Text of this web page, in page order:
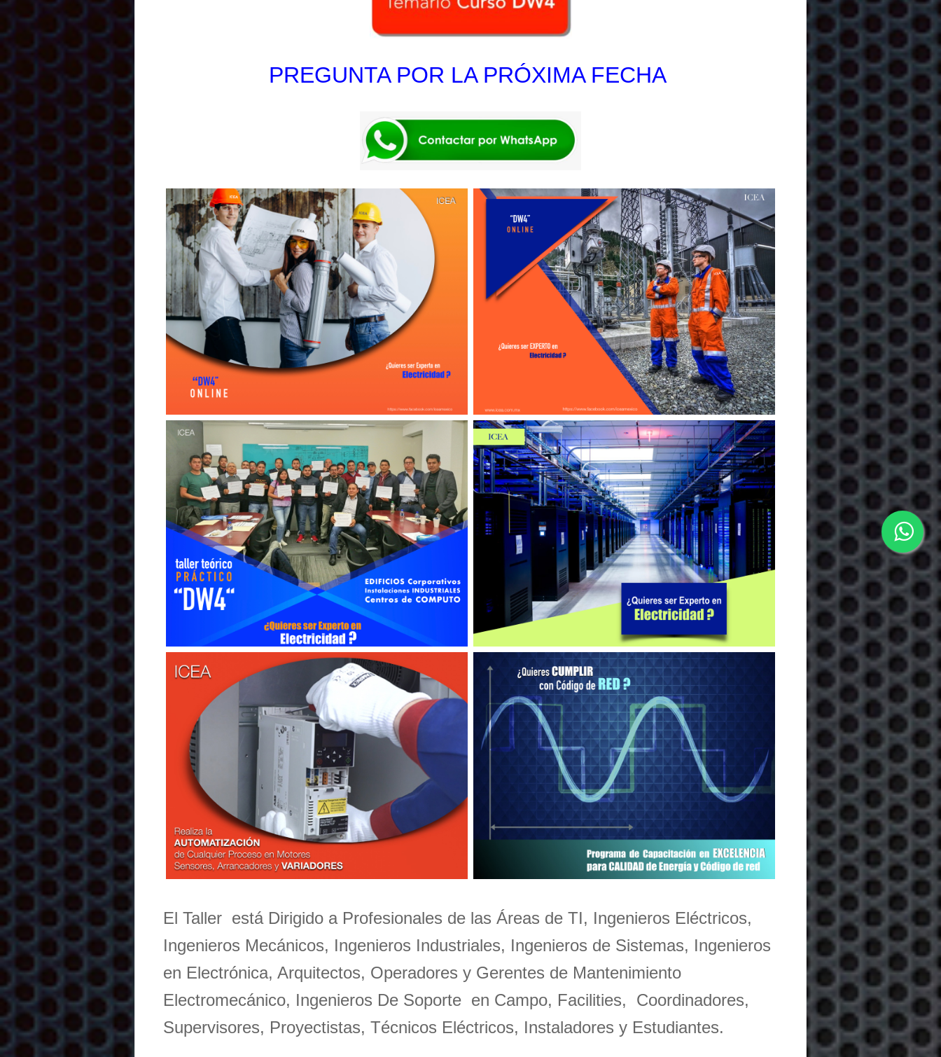
PREGUNTA POR LA PRÓXIMA FECHA
El Taller está Dirigido a Profesionales de las Áreas de TI, Ingenieros Eléctricos,
Ingenieros Mecánicos, Ingenieros Industriales, Ingenieros de Sistemas, Ingenieros
en Electrónica, Arquitectos, Operadores y Gerentes de Mantenimiento
Electromecánico, Ingenieros De Soporte en Campo, Facilities, Coordinadores,
Supervisores, Proyectistas, Técnicos Eléctricos, Instaladores y Estudiantes.